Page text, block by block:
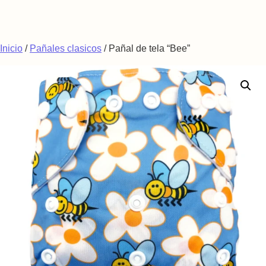
Inicio / Pañales clasicos / Pañal de tela “Bee”